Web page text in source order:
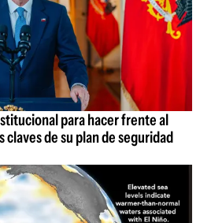
para hacer frente al
de su plan de seguridad